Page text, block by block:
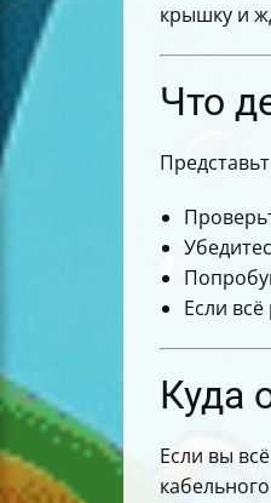
крышку и
Что
Если
Куда
Если вы